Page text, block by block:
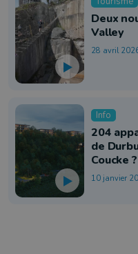
Deux
Valley
28 avril
Info
204
de
Coucke ?
10 janvier